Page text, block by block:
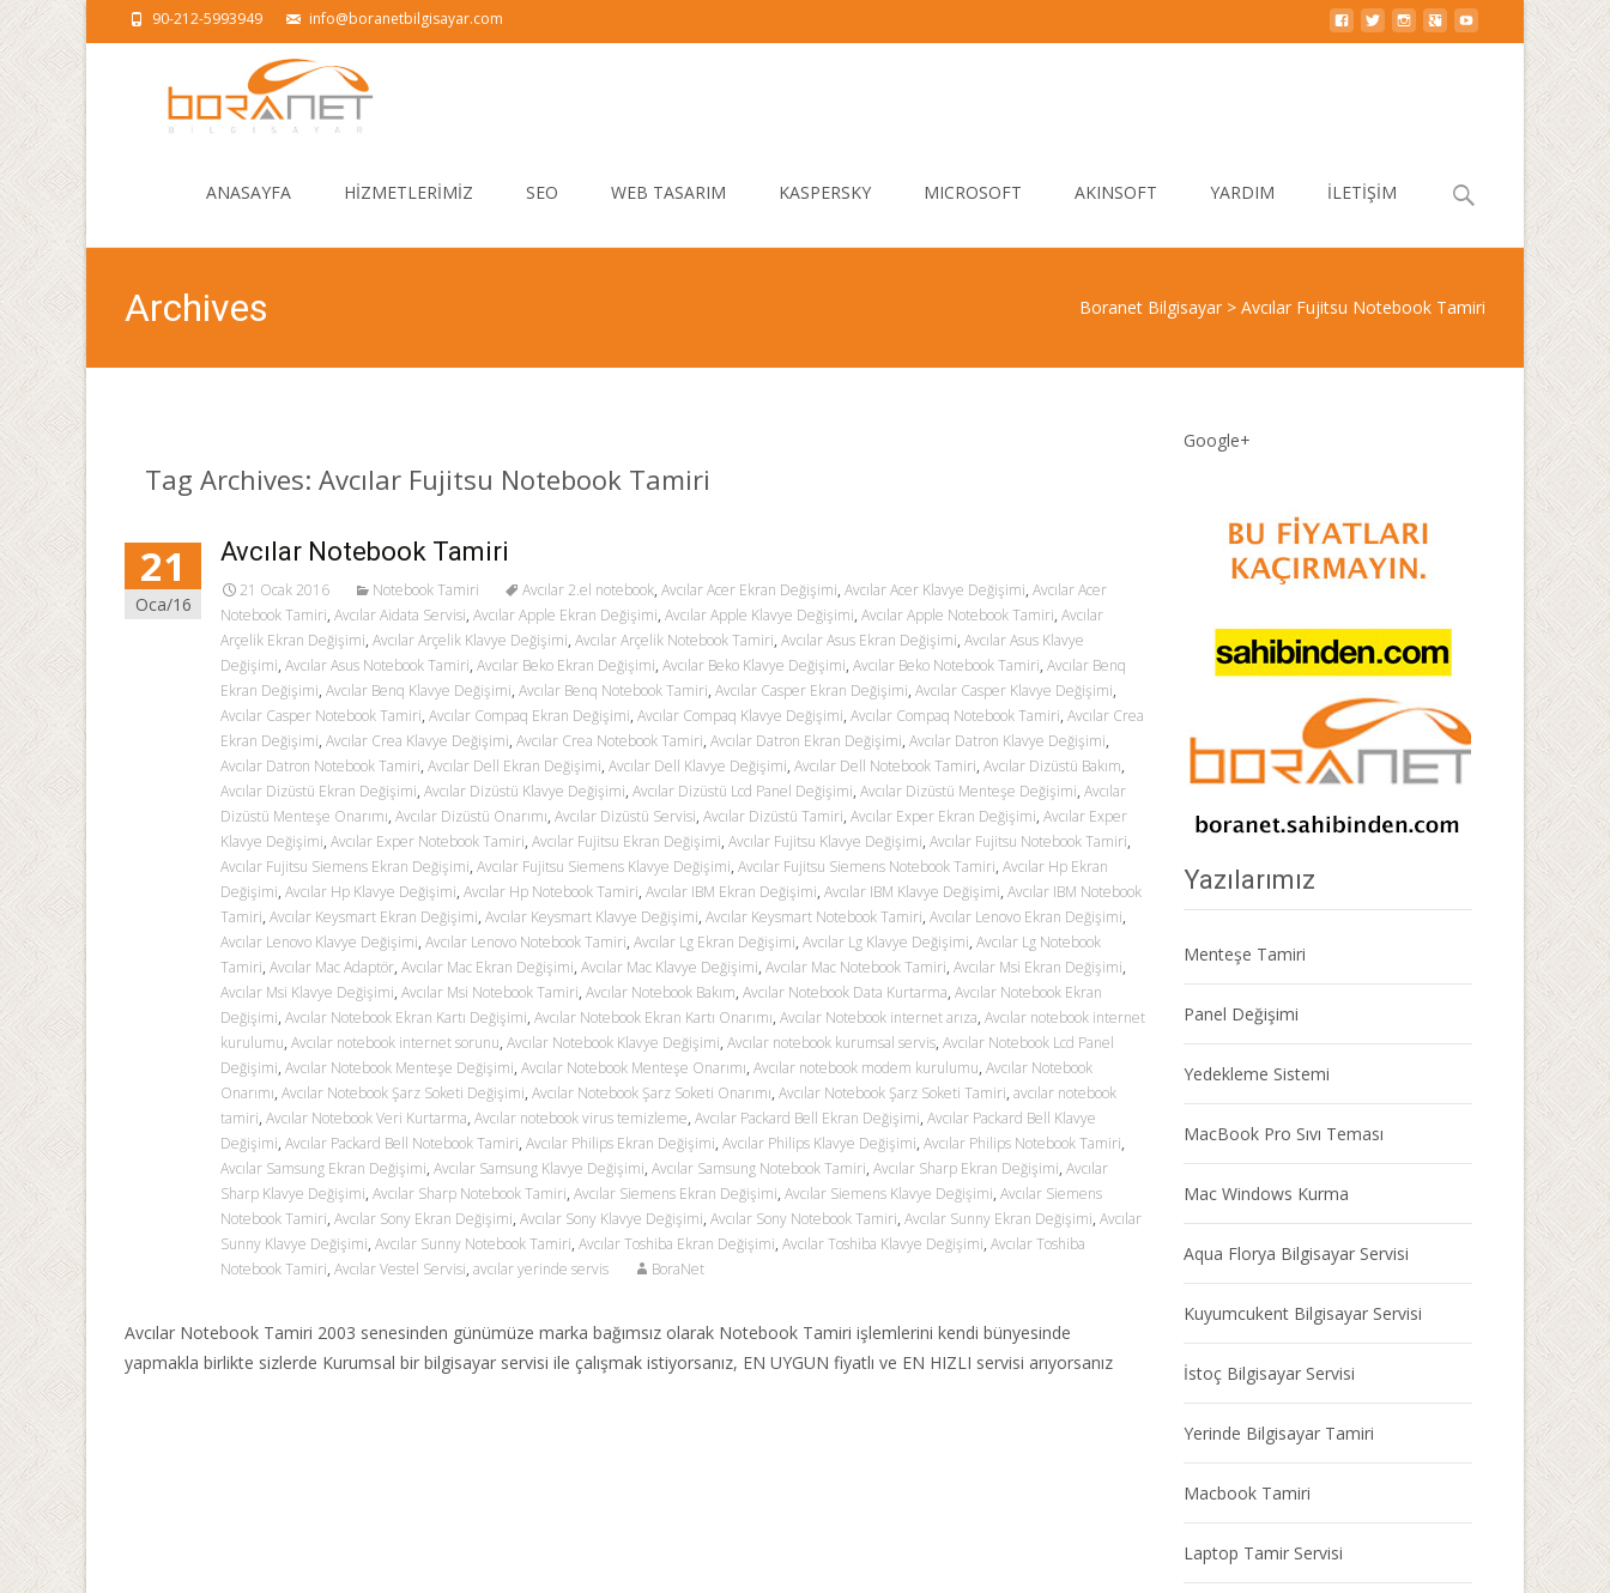
90-212-5993949 info@boranetbilgisayar.com
ANASAYFA HİZMETLERİMİZ SEO WEB TASARIM KASPERSKY MICROSOFT AKINSOFT YARDIM İLETİŞİM
Search
Archives Boranet Bilgisayar > Avcılar Fujitsu Notebook Tamiri
Tag Archives: Avcılar Fujitsu Notebook Tamiri
21
Oca/16
Avcılar Notebook Tamiri
21 Ocak 2016 Notebook Tamiri Avcılar 2.el notebook, Avcılar Acer Ekran Değişimi, Avcılar Acer Klavye Değişimi, Avcılar Acer
Notebook Tamiri, Avcılar Aidata Servisi, Avcılar Apple Ekran Değişimi, Avcılar Apple Klavye Değişimi, Avcılar Apple Notebook Tamiri, Avcılar
Arçelik Ekran Değişimi, Avcılar Arçelik Klavye Değişimi, Avcılar Arçelik Notebook Tamiri, Avcılar Asus Ekran Değişimi, Avcılar Asus Klavye
Değişimi, Avcılar Asus Notebook Tamiri, Avcılar Beko Ekran Değişimi, Avcılar Beko Klavye Değişimi, Avcılar Beko Notebook Tamiri, Avcılar Benq
Ekran Değişimi, Avcılar Benq Klavye Değişimi, Avcılar Benq Notebook Tamiri, Avcılar Casper Ekran Değişimi, Avcılar Casper Klavye Değişimi,
Avcılar Casper Notebook Tamiri, Avcılar Compaq Ekran Değişimi, Avcılar Compaq Klavye Değişimi, Avcılar Compaq Notebook Tamiri, Avcılar Crea
Ekran Değişimi, Avcılar Crea Klavye Değişimi, Avcılar Crea Notebook Tamiri, Avcılar Datron Ekran Değişimi, Avcılar Datron Klavye Değişimi,
Avcılar Datron Notebook Tamiri, Avcılar Dell Ekran Değişimi, Avcılar Dell Klavye Değişimi, Avcılar Dell Notebook Tamiri, Avcılar Dizüstü Bakım,
Avcılar Dizüstü Ekran Değişimi, Avcılar Dizüstü Klavye Değişimi, Avcılar Dizüstü Lcd Panel Değişimi, Avcılar Dizüstü Menteşe Değişimi, Avcılar
Dizüstü Menteşe Onarımı, Avcılar Dizüstü Onarımı, Avcılar Dizüstü Servisi, Avcılar Dizüstü Tamiri, Avcılar Exper Ekran Değişimi, Avcılar Exper
Klavye Değişimi, Avcılar Exper Notebook Tamiri, Avcılar Fujitsu Ekran Değişimi, Avcılar Fujitsu Klavye Değişimi, Avcılar Fujitsu Notebook Tamiri,
Avcılar Fujitsu Siemens Ekran Değişimi, Avcılar Fujitsu Siemens Klavye Değişimi, Avcılar Fujitsu Siemens Notebook Tamiri, Avcılar Hp Ekran
Değişimi, Avcılar Hp Klavye Değişimi, Avcılar Hp Notebook Tamiri, Avcılar IBM Ekran Değişimi, Avcılar IBM Klavye Değişimi, Avcılar IBM Notebook
Tamiri, Avcılar Keysmart Ekran Değişimi, Avcılar Keysmart Klavye Değişimi, Avcılar Keysmart Notebook Tamiri, Avcılar Lenovo Ekran Değişimi,
Avcılar Lenovo Klavye Değişimi, Avcılar Lenovo Notebook Tamiri, Avcılar Lg Ekran Değişimi, Avcılar Lg Klavye Değişimi, Avcılar Lg Notebook
Tamiri, Avcılar Mac Adaptör, Avcılar Mac Ekran Değişimi, Avcılar Mac Klavye Değişimi, Avcılar Mac Notebook Tamiri, Avcılar Msi Ekran Değişimi,
Avcılar Msi Klavye Değişimi, Avcılar Msi Notebook Tamiri, Avcılar Notebook Bakım, Avcılar Notebook Data Kurtarma, Avcılar Notebook Ekran
Değişimi, Avcılar Notebook Ekran Kartı Değişimi, Avcılar Notebook Ekran Kartı Onarımı, Avcılar Notebook internet arıza, Avcılar notebook internet
kurulumu, Avcılar notebook internet sorunu, Avcılar Notebook Klavye Değişimi, Avcılar notebook kurumsal servis, Avcılar Notebook Lcd Panel
Değişimi, Avcılar Notebook Menteşe Değişimi, Avcılar Notebook Menteşe Onarımı, Avcılar notebook modem kurulumu, Avcılar Notebook
Onarımı, Avcılar Notebook Şarz Soketi Değişimi, Avcılar Notebook Şarz Soketi Onarımı, Avcılar Notebook Şarz Soketi Tamiri, avcılar notebook
tamiri, Avcılar Notebook Veri Kurtarma, Avcılar notebook virus temizleme, Avcılar Packard Bell Ekran Değişimi, Avcılar Packard Bell Klavye
Değişimi, Avcılar Packard Bell Notebook Tamiri, Avcılar Philips Ekran Değişimi, Avcılar Philips Klavye Değişimi, Avcılar Philips Notebook Tamiri,
Avcılar Samsung Ekran Değişimi, Avcılar Samsung Klavye Değişimi, Avcılar Samsung Notebook Tamiri, Avcılar Sharp Ekran Değişimi, Avcılar
Sharp Klavye Değişimi, Avcılar Sharp Notebook Tamiri, Avcılar Siemens Ekran Değişimi, Avcılar Siemens Klavye Değişimi, Avcılar Siemens
Notebook Tamiri, Avcılar Sony Ekran Değişimi, Avcılar Sony Klavye Değişimi, Avcılar Sony Notebook Tamiri, Avcılar Sunny Ekran Değişimi, Avcılar
Sunny Klavye Değişimi, Avcılar Sunny Notebook Tamiri, Avcılar Toshiba Ekran Değişimi, Avcılar Toshiba Klavye Değişimi, Avcılar Toshiba
Notebook Tamiri, Avcılar Vestel Servisi, avcılar yerinde servis BoraNet
Avcılar Notebook Tamiri 2003 senesinden günümüze marka bağımsız olarak Notebook Tamiri işlemlerini kendi bünyesinde
yapmakla birlikte sizlerde Kurumsal bir bilgisayar servisi ile çalışmak istiyorsanız, EN UYGUN fiyatlı ve EN HIZLI servisi arıyorsanız
Google+
Yazılarımız
Menteşe Tamiri
Panel Değişimi
Yedekleme Sistemi
MacBook Pro Sıvı Teması
Mac Windows Kurma
Aqua Florya Bilgisayar Servisi
Kuyumcukent Bilgisayar Servisi
İstoç Bilgisayar Servisi
Yerinde Bilgisayar Tamiri
Macbook Tamiri
Laptop Tamir Servisi